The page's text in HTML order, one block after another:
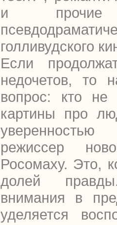
и прочие
голливудского
Если
недочетов, то
вопрос: кто
картины про
режиссер
Росомаху. Это,
долей
внимания в
уделяется